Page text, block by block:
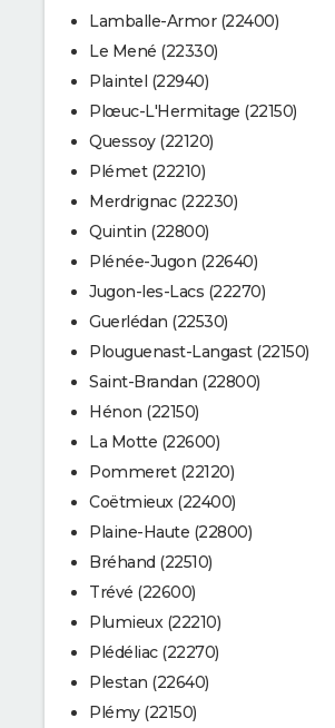
Lamballe-Armor (22400)
Le Mené (22330)
Plaintel (22940)
Plœuc-L'Hermitage (22150)
Quessoy (22120)
Plémet (22210)
Merdrignac (22230)
Quintin (22800)
Plénée-Jugon (22640)
Jugon-les-Lacs (22270)
Guerlédan (22530)
Plouguenast-Langast (22150)
Saint-Brandan (22800)
Hénon (22150)
La Motte (22600)
Pommeret (22120)
Coëtmieux (22400)
Plaine-Haute (22800)
Bréhand (22510)
Trévé (22600)
Plumieux (22210)
Plédéliac (22270)
Plestan (22640)
Plémy (22150)